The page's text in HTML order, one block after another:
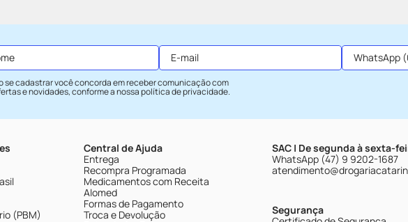
se cadastrar você concorda em receber comunicação com
e novidades, conforme a nossapolítica de privacidade.
(PBM)
Central de Ajuda
Entrega
Recompra Programada
Medicamentos com Receita
Alomed
Formas de Pagamento
Troca e Devolução
SAC | De segunda à sexta-
WhatsApp (47) 9 9202-1687
Segurança